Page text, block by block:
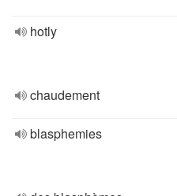
hotly
chaudement
blasphemies